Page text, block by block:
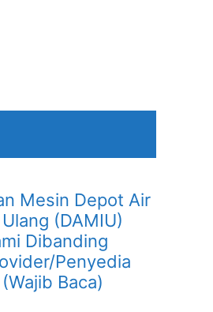
Mesin Depot Air
(DAMIU)
Dibanding
Penyedia
Baca)